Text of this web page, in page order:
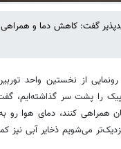
گفت: کاهش دما و
از نخستین واحد
پیک را پشت سر گذاشته‌ایم،
همراهی کنند، دمای هوا
می‌شویم ذخایر آبی نیز